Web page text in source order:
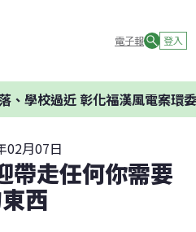
電子報 登入
近 彰化福漢風電案環委建議不
02月07日
帶走任何你需要
西